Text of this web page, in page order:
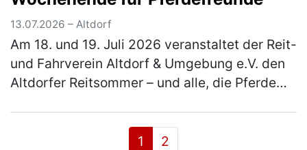
13.07.2026 – Altdorf
Am 18. und 19. Juli 2026 veranstaltet der Reit-
und Fahrverein Altdorf & Umgebung e.V. den
Altdorfer Reitsommer – und alle, die Pferde
1
2